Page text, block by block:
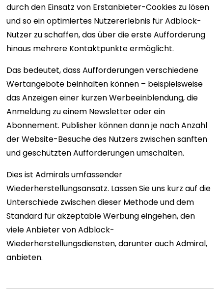
durch den Einsatz von Erstanbieter-Cookies zu lösen
und so ein optimiertes Nutzererlebnis für Adblock-
Nutzer zu schaffen, das über die erste Aufforderung
hinaus mehrere Kontaktpunkte ermöglicht.
Das bedeutet, dass Aufforderungen verschiedene
Wertangebote beinhalten können – beispielsweise
das Anzeigen einer kurzen Werbeeinblendung, die
Anmeldung zu einem Newsletter oder ein
Abonnement. Publisher können dann je nach Anzahl
der Website-Besuche des Nutzers zwischen sanften
und geschützten Aufforderungen umschalten.
Dies ist Admirals umfassender
Wiederherstellungsansatz. Lassen Sie uns kurz auf die
Unterschiede zwischen dieser Methode und dem
Standard für akzeptable Werbung eingehen, den
viele Anbieter von Adblock-
Wiederherstellungsdiensten, darunter auch Admiral,
anbieten.